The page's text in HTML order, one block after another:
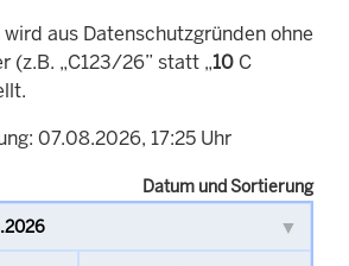
aus Datenschutzgründen ohne
(z.B. „C123/26” statt „10 C
07.08.2026, 17:25 Uhr
Datum und Sortierung